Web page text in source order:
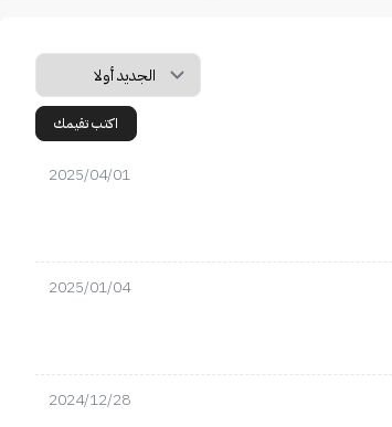
اكتب تقيمك
2025/04/01
2025/01/04
2024/12/28